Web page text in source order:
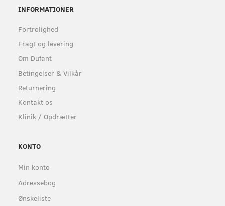
INFORMATIONER
Fortrolighed
Fragt og levering
Om Dufant
Betingelser & Vilkår
Returnering
Kontakt os
Klinik / Opdrætter
KONTO
Min konto
Adressebog
Ønskeliste